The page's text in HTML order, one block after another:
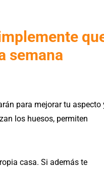
semana
para mejorar tu aspecto
los huesos, permiten
casa. Si además te